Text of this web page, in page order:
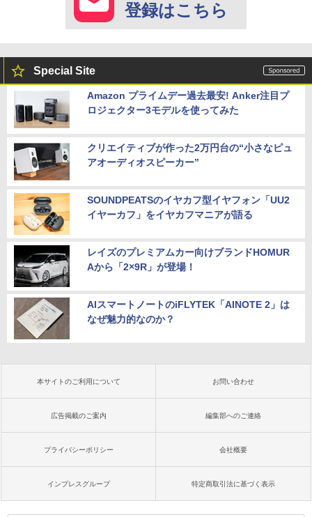
登録はこちら
Special Site
Amazon プライムデー過去最安! Anker注目プ
ロジェクター3モデルを使ってみた
クリエイティブが作った2万円台の“小さなピュ
アオーディオスピーカー”
SOUNDPEATSのイヤカフ型イヤフォン「UU2
イヤーカフ」をイヤカフマニアが語る
レイズのプレミアムカー向けブランドHOMUR
Aから「2×9R」が登場！
AIスマートノートのiFLYTEK「AINOTE 2」は
なぜ魅力的なのか？
本サイトのご利用について お問い合わせ
広告掲載のご案内 編集部へのご連絡
プライバシーポリシー 会社概要
インプレスグループ 特定商取引法に基づく表示